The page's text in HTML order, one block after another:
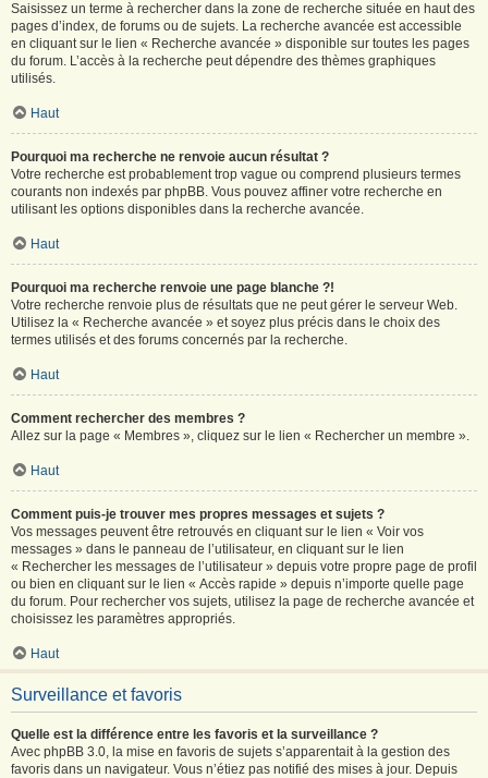
Saisissez un terme à rechercher dans la zone de recherche située en haut des
pages d’index, de forums ou de sujets. La recherche avancée est accessible
en cliquant sur le lien « Recherche avancée » disponible sur toutes les pages
du forum. L’accès à la recherche peut dépendre des thèmes graphiques
utilisés.
Haut
Pourquoi ma recherche ne renvoie aucun résultat ?
Votre recherche est probablement trop vague ou comprend plusieurs termes
courants non indexés par phpBB. Vous pouvez affiner votre recherche en
utilisant les options disponibles dans la recherche avancée.
Haut
Pourquoi ma recherche renvoie une page blanche ?!
Votre recherche renvoie plus de résultats que ne peut gérer le serveur Web.
Utilisez la « Recherche avancée » et soyez plus précis dans le choix des
termes utilisés et des forums concernés par la recherche.
Haut
Comment rechercher des membres ?
Allez sur la page « Membres », cliquez sur le lien « Rechercher un membre ».
Haut
Comment puis-je trouver mes propres messages et sujets ?
Vos messages peuvent être retrouvés en cliquant sur le lien « Voir vos
messages » dans le panneau de l’utilisateur, en cliquant sur le lien
« Rechercher les messages de l’utilisateur » depuis votre propre page de profil
ou bien en cliquant sur le lien « Accès rapide » depuis n’importe quelle page
du forum. Pour rechercher vos sujets, utilisez la page de recherche avancée et
choisissez les paramètres appropriés.
Haut
Surveillance et favoris
Quelle est la différence entre les favoris et la surveillance ?
Avec phpBB 3.0, la mise en favoris de sujets s’apparentait à la gestion des
favoris dans un navigateur. Vous n’étiez pas notifié des mises à jour. Depuis